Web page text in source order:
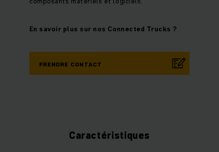
En savoir plus sur nos Connected Trucks ?
PRENDRE CONTACT
Caractéristiques